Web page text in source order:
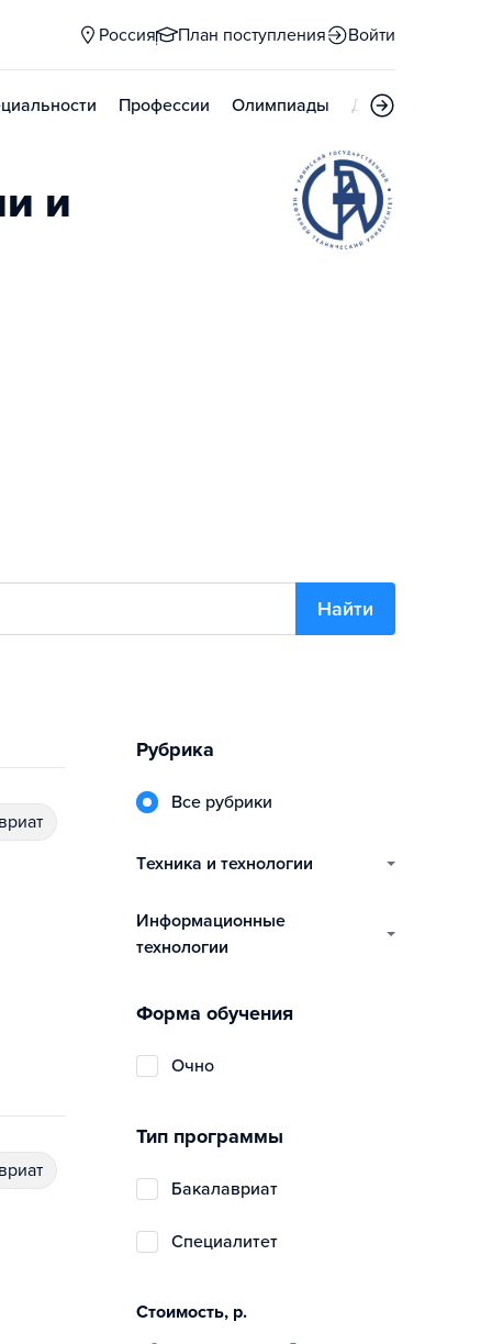
Россия План поступления Войти
Профессии Олимпиады Дни открытых
и
Найти
Рубрика
Все рубрики
техника и технологии
информационные
технологии
Форма обучения
очно
Тип программы
бакалавриат
специалитет
Стоимость, р.